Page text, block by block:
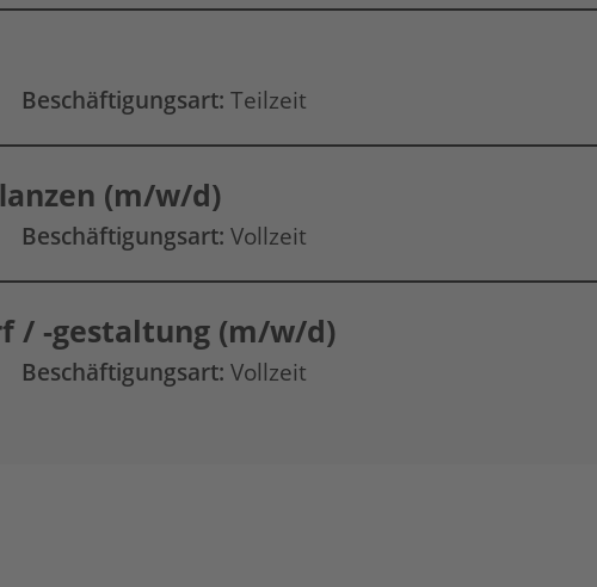
Beschäftigungsart: Teilzeit
(m/w/d)
Beschäftigungsart: Vollzeit
/ -gestaltung (m/w/d)
Beschäftigungsart: Vollzeit